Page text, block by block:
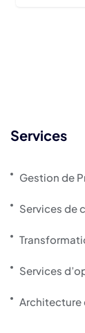
Services
Gestion de
Services de
Services
Architecture